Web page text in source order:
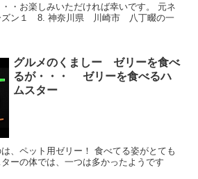
・お楽しみいただければ幸いです。 元ネ
ズン１ 8. 神奈川県 川崎市 八丁畷の一
グルメのくましー ゼリーを食べ
るが・・・ ゼリーを食べるハ
ムスター
、ペット用ゼリー！ 食べてる姿がとても
ーの体では、一つは多かったようです